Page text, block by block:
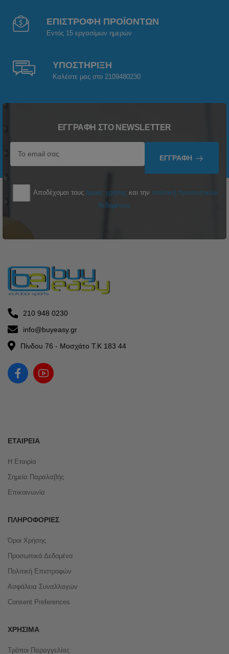
ΕΠΙΣΤΡΟΦΗ ΠΡΟΪΟΝΤΩΝ
Εντός 15 εργασίμων ημερών
ΥΠΟΣΤΗΡΙΞΗ
Καλέστε μας στο 2109480230
ΕΓΓΡΑΦΉ ΣΤΟ NEWSLETTER
ΕΓΓΡΑΦΉ
Αποδέχομαι τους όρους χρήσης και την πολιτική προσωπικών
δεδομένων
210 948 0230
info@buyeasy.gr
Πίνδου 76 - Μοσχάτο Τ.Κ 183 44
ΕΤΑΙΡΕΊΑ
Η Εταιρία
Σημεία Παραλαβής
Επικοινωνία
ΠΛΗΡΟΦΟΡΊΕΣ
Όροι Χρήσης
Προσωπικά Δεδομένα
Πολιτική Επιστροφών
Ασφάλεια Συναλλαγών
Consent Preferences
ΧΡΉΣΙΜΑ
Τρόποι Παραγγελίας